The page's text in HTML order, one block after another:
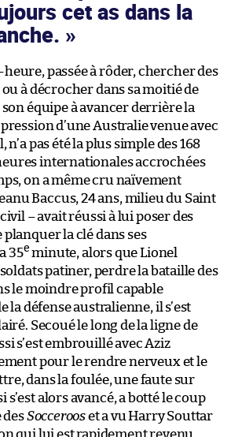
cet as dans la
passée à rôder, chercher des
à décrocher dans sa moitié de
équipe à avancer derrière la
d’une Australie venue avec
pas été la plus simple des 168
internationales accrochées
on a même cru naïvement
Baccus, 24 ans, milieu du Saint
– avait réussi à lui poser des
la clé dans ses
35e minute, alors que Lionel
patiner, perdre la bataille des
le moindre profil capable
la défense australienne, il s’est
Secoué le long de la ligne de
s’est embrouillé avec Aziz
pour le rendre nerveux et le
dans la foulée, une faute sur
s’est alors avancé, a botté le coup
desSoccerooset a vu Harry Souttar
qui lui est rapidement revenu